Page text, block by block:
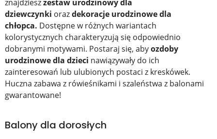
znajdzieszzestaw urodzinowy dla
dziewczynki orazdekoracje urodzinowe dla
chłopca. Dostępne w różnych wariantach
kolorystycznych charakteryzują się odpowiednio
dobranymi motywami. Postaraj się, abyozdoby
urodzinowe dla dzieci nawiązywały do ich
zainteresowań lub ulubionych postaci z kreskówek.
Huczna zabawa z rówieśnikami i szaleństwa z balonami
gwarantowane!
Balony dla dorosłych